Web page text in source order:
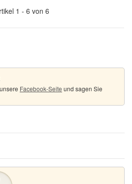
1 - 6 von 6
Facebook-Seite und sagen Sie